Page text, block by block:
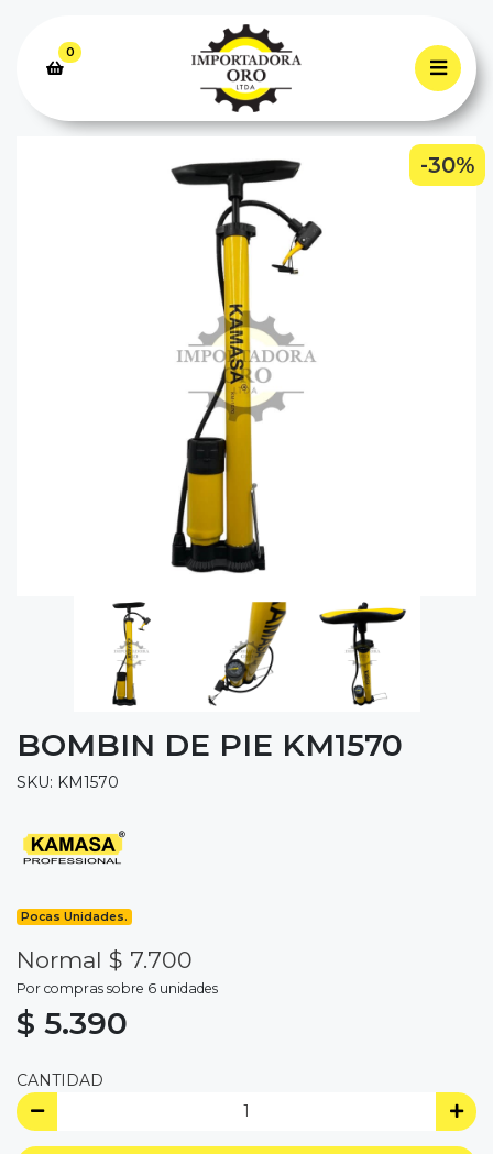
0
-30%
BOMBIN DE PIE KM1570
SKU: KM1570
Pocas Unidades.
Normal $ 7.700
Por compras sobre 6 unidades
$ 5.390
CANTIDAD